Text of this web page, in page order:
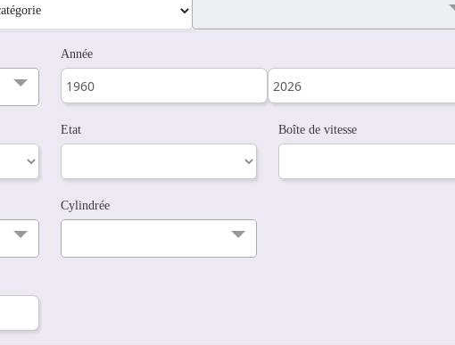
Année
Etat Boîte de vitesse
Cylindrée